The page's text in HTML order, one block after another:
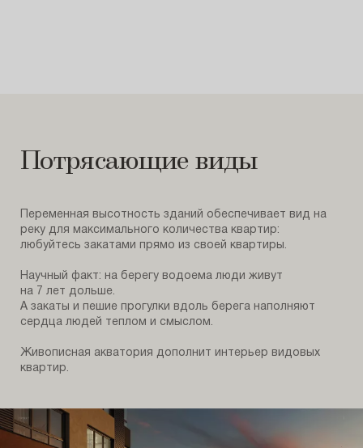
Потрясающие виды
Переменная высотность зданий обеспечивает вид на
реку для максимального количества квартир:
любуйтесь закатами прямо из своей квартиры.
Научный факт: на берегу водоема люди живут
на 7 лет дольше.
А закаты и пешие прогулки вдоль берега наполняют
сердца людей теплом и смыслом.
Живописная акватория дополнит интерьер видовых
квартир.